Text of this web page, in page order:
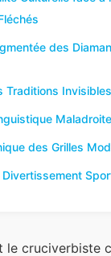
des
Traditions Invisibles
Maladroite
des Grilles
le cruciverbiste